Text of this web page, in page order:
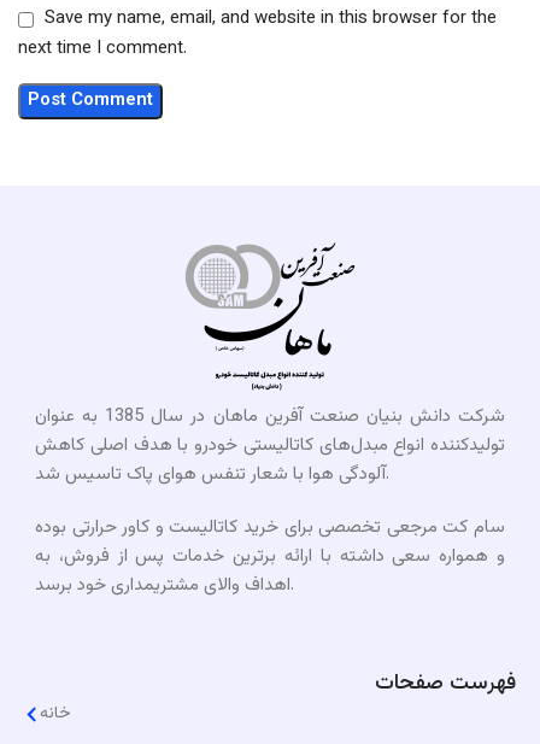
Save my name, email, and website in this browser for the
next time I comment.
شرکت دانش بنیان صنعت آفرین ماهان در سال 1385 به عنوان
تولیدکننده انواع مبدل‌های کاتالیستی خودرو با هدف اصلی کاهش
آلودگی هوا با شعار تنفس هوای پاک تاسیس شد.
سام کت مرجعی تخصصی برای خرید کاتالیست و کاور حرارتی بوده
و همواره سعی داشته با ارائه برترین خدمات پس از فروش، به
اهداف والای مشتریمداری خود برسد.​
فهرست صفحات
خانه